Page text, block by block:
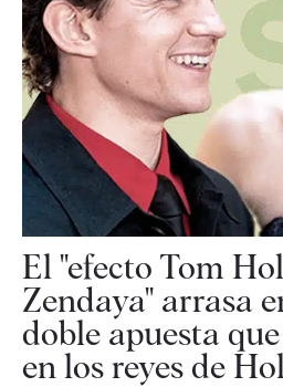
El "efecto Tom
Zendaya" arrasa
doble apuesta
en los reyes de